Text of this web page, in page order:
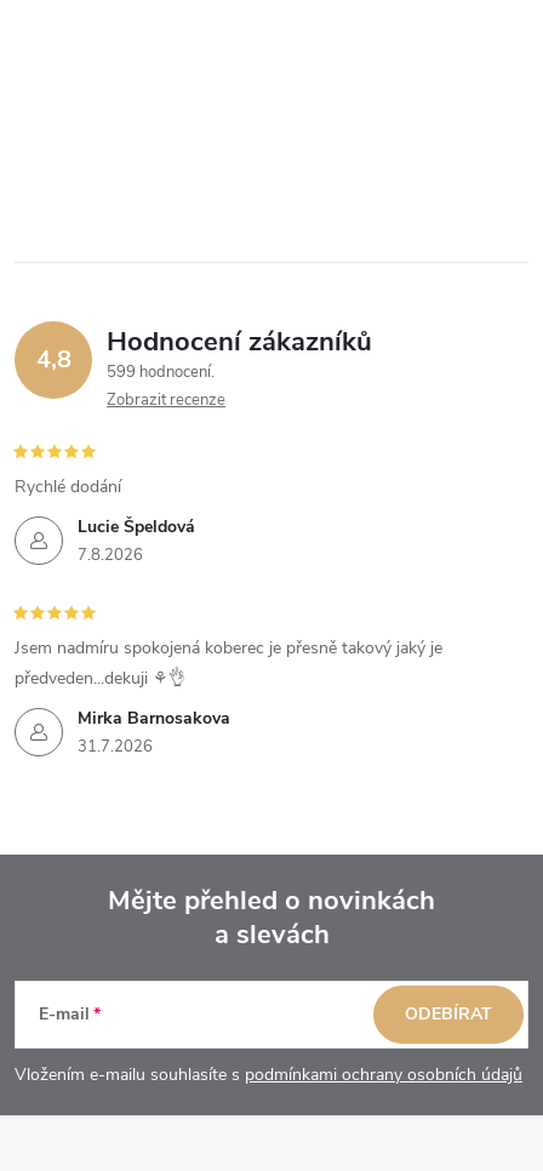
4,8 Hodnocení zákazníků
599 hodnocení
Zobrazit recenze
Lucie Špeldová
7.8.2026
Rychlé dodání
Mirka Barnosakova
31.7.2026
Jsem nadmíru spokojená koberec je přesně takový jaký je
předveden...dekuji ⚘️👌
p
a
Mějte přehled o novinkách
a slevách
E-mail
Vložením e-mailu souhlasíte s podmínkami ochrany osobních údajů
ODEBÍRAT